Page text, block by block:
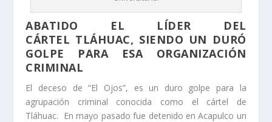
ABATIDO EL LÍDER DEL
CÁRTEL TLÁHUAC, SIENDO UN DURÓ
GOLPE PARA ESA ORGANIZACIÓN
CRIMINAL
El deceso de “El Ojos”, es un duro golpe para la
agrupación criminal conocida como el cártel de
Tláhuac. En mayo pasado fue detenido en Acapulco un